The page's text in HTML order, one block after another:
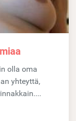
olla oma
yhteyttä,